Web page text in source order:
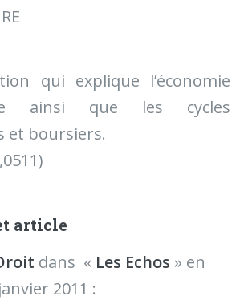
qui explique l’économie
ainsi que les cycles
et boursiers.
article
dans « Les Echos » en
2011 :